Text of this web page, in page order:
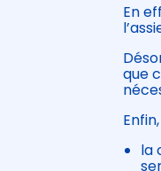
En
que
la